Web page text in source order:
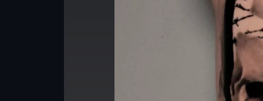
La precisione e la
singolo dettaglio rende
adattabile a qualsiasi
personalizzabile e